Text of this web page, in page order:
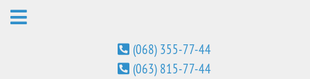
(068) 355-77-44
(063) 815-77-44